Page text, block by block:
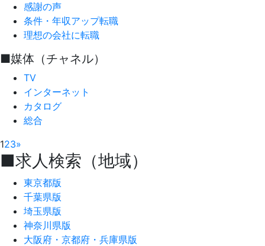
感謝の声
条件・年収アップ転職
理想の会社に転職
■媒体（チャネル）
TV
インターネット
カタログ
総合
123»
■求人検索（地域）
東京都版
千葉県版
埼玉県版
神奈川県版
大阪府・京都府・兵庫県版